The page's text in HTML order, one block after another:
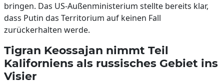
bringen. Das US-Außenministerium stellte bereits klar,
dass Putin das Territorium auf keinen Fall
zurückerhalten werde.
Tigran Keossajan nimmt Teil
Kaliforniens als russisches Gebiet ins
Visier